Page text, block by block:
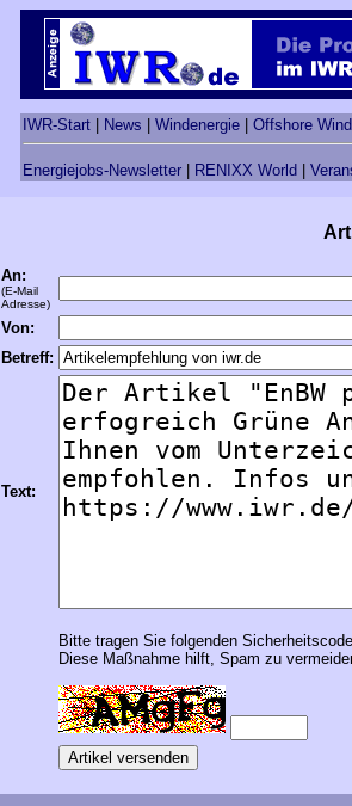
IWR-Start News Windenergie Offshore
Energiejobs-Newsletter RENIXX World
An:
(E-Mail
Adresse)
Von:
Betreff:
Text:
Bitte tragen Sie folgenden
Diese Maßnahme hilft, Spam zu